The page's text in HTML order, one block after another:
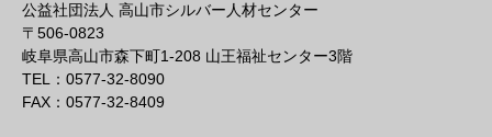
公益社団法人 高山市シルバー人材センター
〒506-0823
岐阜県高山市森下町1-208 山王福祉センター3階
TEL：0577-32-8090
FAX：0577-32-8409